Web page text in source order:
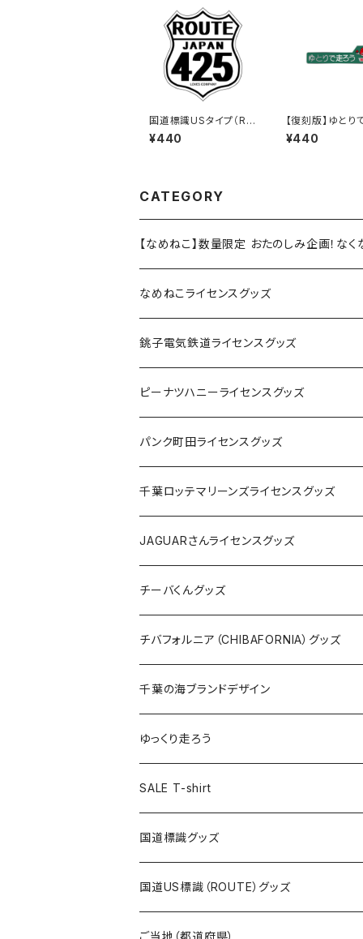
国道標識USタイプ（RO
UTE）ステッカー 425
号線（ホワイト）
¥440
【復刻版】ゆとり
う秋田県（緑）：
ー
¥440
CATEGORY
【なめねこ】数量限定 おたのしみ企画！な
なめねこライセンスグッズ
Tシャツ
キャップ
ステッカー
缶バッジ
ホテルキーホルダー
銚子電気鉄道ライセンスグッズ
ステッカー
缶バッジ
アクリルキーホルダー
ホテルキーホルダー
クリアファイル
Tシャツ
キャップ
トートバッグ
ランチバッグ
エコバッグ
ピーナツハニーライセンスグッズ
Tシャツ
キャップ
バッグ
ステッカー
缶バッジ
キーホルダー
クリアファイル
パンク町田ライセンスグッズ
Tシャツ
キャップ
バッグ
ステッカー
缶バッジ
キーホルダー
クリアファイル
千葉ロッテマリーンズライセンスグッズ
ステッカー
ステッカー
ステッカー大
缶バッジ
缶バッジ32mm
缶バッジ54mm
エコバッグ
JAGUARさんコラボグッズ
Tシャツ
ステッカー
サコッシュ
ホテルキーホルダー
モーテルキーホルダー
トートバッグ
JAGUARさんライセンスグッズ
Tシャツ
ステッカー
缶バッジ
クリアファイル
マスク
エコバッグ
千葉ロッテマリーンズコラボ
チーバくんグッズ
Tシャツ
キャップ
エコバッグ
ステッカー
モーテルキーホルダー
ホテルキーホルダー
トートバッグ
チバフォルニア（CHIBAFORNIA）グッズ
Tシャツ
キャップ
ステッカー
ホテルキーホルダー
千葉の海ブランドデザイン
Tシャツ
キャップ
ステッカー
ゆっくり走ろう
Tシャツ
ステッカー
ホテルキーホルダー
SALE T-shirt
国道標識グッズ
ステッカー
国道0～99号線
Tシャツ
国道US標識（ROUTE）グッズ
ステッカー
ご当地（都道府県）